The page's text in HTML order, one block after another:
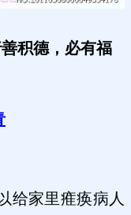
积德，必有福
给家里痽痪病人